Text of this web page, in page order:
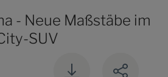
- Neue Maßstäbe im
SUV